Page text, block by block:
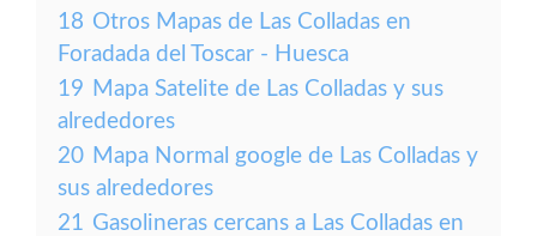
18 Otros Mapas de Las Colladas en
Foradada del Toscar - Huesca
19 Mapa Satelite de Las Colladas y sus
alrededores
20 Mapa Normal google de Las Colladas y
sus alrededores
21 Gasolineras cercans a Las Colladas en